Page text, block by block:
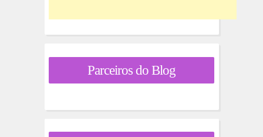
Parceiros do Blog